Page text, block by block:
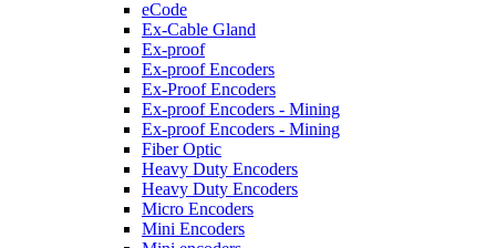
eCode
Ex-Cable Gland
Ex-proof
Ex-proof Encoders
Ex-Proof Encoders
Ex-proof Encoders - Mining
Ex-proof Encoders - Mining
Fiber Optic
Heavy Duty Encoders
Heavy Duty Encoders
Micro Encoders
Mini Encoders